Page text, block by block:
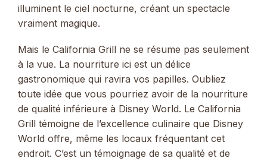
illuminent le ciel nocturne, créant un spectacle
vraiment magique.
Mais le California Grill ne se résume pas seulement
à la vue. La nourriture ici est un délice
gastronomique qui ravira vos papilles. Oubliez
toute idée que vous pourriez avoir de la nourriture
de qualité inférieure à Disney World. Le California
Grill témoigne de l’excellence culinaire que Disney
World offre, même les locaux fréquentant cet
endroit. C’est un témoignage de sa qualité et de